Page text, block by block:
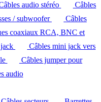
audio stéréo
Câbles
/ subwoofer
Câbles
coaxiaux RCA, BNC et
Câbles mini jack vers
Câbles jumper pour
audio